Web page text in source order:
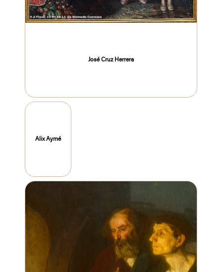
José Cruz Herrera
Alix Aymé